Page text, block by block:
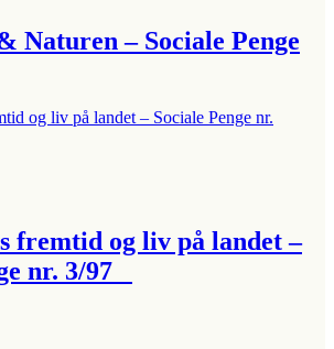
Naturen – Sociale Penge
fremtid og liv på landet –
nr. 3/97